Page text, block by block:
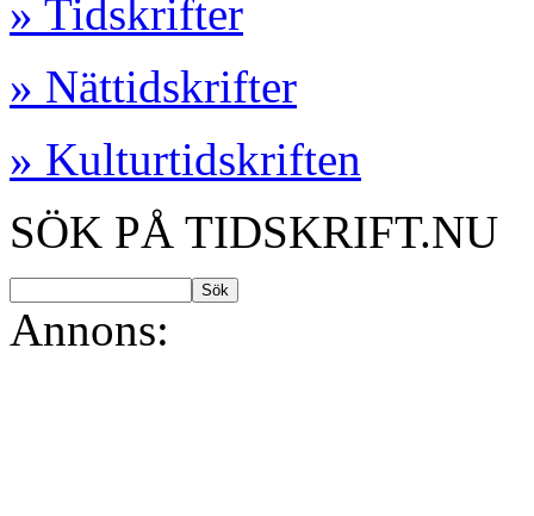
» Tidskrifter
» Nättidskrifter
» Kulturtidskriften
SÖK PÅ TIDSKRIFT.NU
Annons: